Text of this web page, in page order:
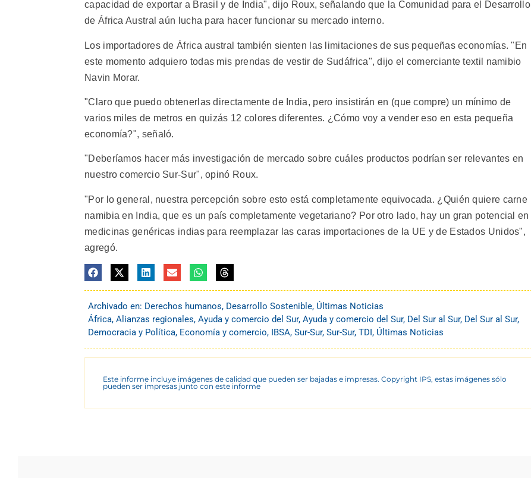
capacidad de exportar a Brasil y de India", dijo Roux, señalando que la Comunidad para el Desarrollo
de África Austral aún lucha para hacer funcionar su mercado interno.
Los importadores de África austral también sienten las limitaciones de sus pequeñas economías. "En
este momento adquiero todas mis prendas de vestir de Sudáfrica", dijo el comerciante textil namibio
Navin Morar.
"Claro que puedo obtenerlas directamente de India, pero insistirán en (que compre) un mínimo de
varios miles de metros en quizás 12 colores diferentes. ¿Cómo voy a vender eso en esta pequeña
economía?", señaló.
"Deberíamos hacer más investigación de mercado sobre cuáles productos podrían ser relevantes en
nuestro comercio Sur-Sur", opinó Roux.
"Por lo general, nuestra percepción sobre esto está completamente equivocada. ¿Quién quiere carne
namibia en India, que es un país completamente vegetariano? Por otro lado, hay un gran potencial en
medicinas genéricas indias para reemplazar las caras importaciones de la UE y de Estados Unidos",
agregó.
Archivado en: Derechos humanos, Desarrollo Sostenible, Últimas Noticias
África, Alianzas regionales, Ayuda y comercio del Sur, Ayuda y comercio del Sur, Del Sur al Sur, Del Sur al Sur,
Democracia y Política, Economía y comercio, IBSA, Sur-Sur, Sur-Sur, TDI , Últimas Noticias
Este informe incluye imágenes de calidad que pueden ser bajadas e impresas. Copyright IPS, estas imágenes sólo
pueden ser impresas junto con este informe